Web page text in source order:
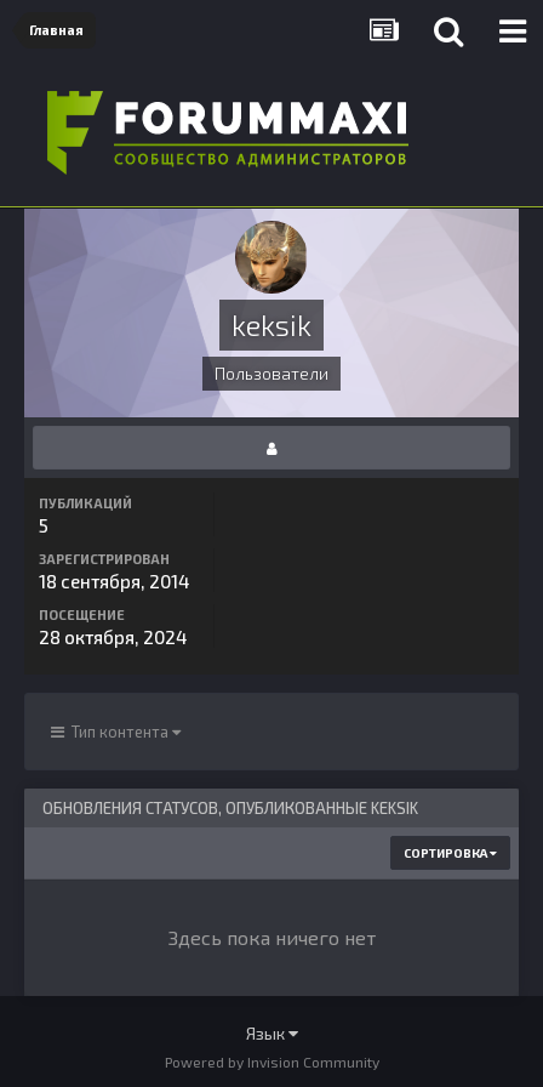
Главная
keksik
Пользователи
ПУБЛИКАЦИЙ
5
ЗАРЕГИСТРИРОВАН
18 сентября, 2014
ПОСЕЩЕНИЕ
28 октября, 2024
Тип контента
ОБНОВЛЕНИЯ СТАТУСОВ, ОПУБЛИКОВАННЫЕ KEKSIK
СОРТИРОВКА
Здесь пока ничего нет
Язык
Powered by Invision Community